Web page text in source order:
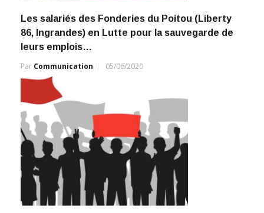
Les salariés des Fonderies du Poitou (Liberty
86, Ingrandes) en Lutte pour la sauvegarde de
leurs emplois…
Par Communication 05/06/2020